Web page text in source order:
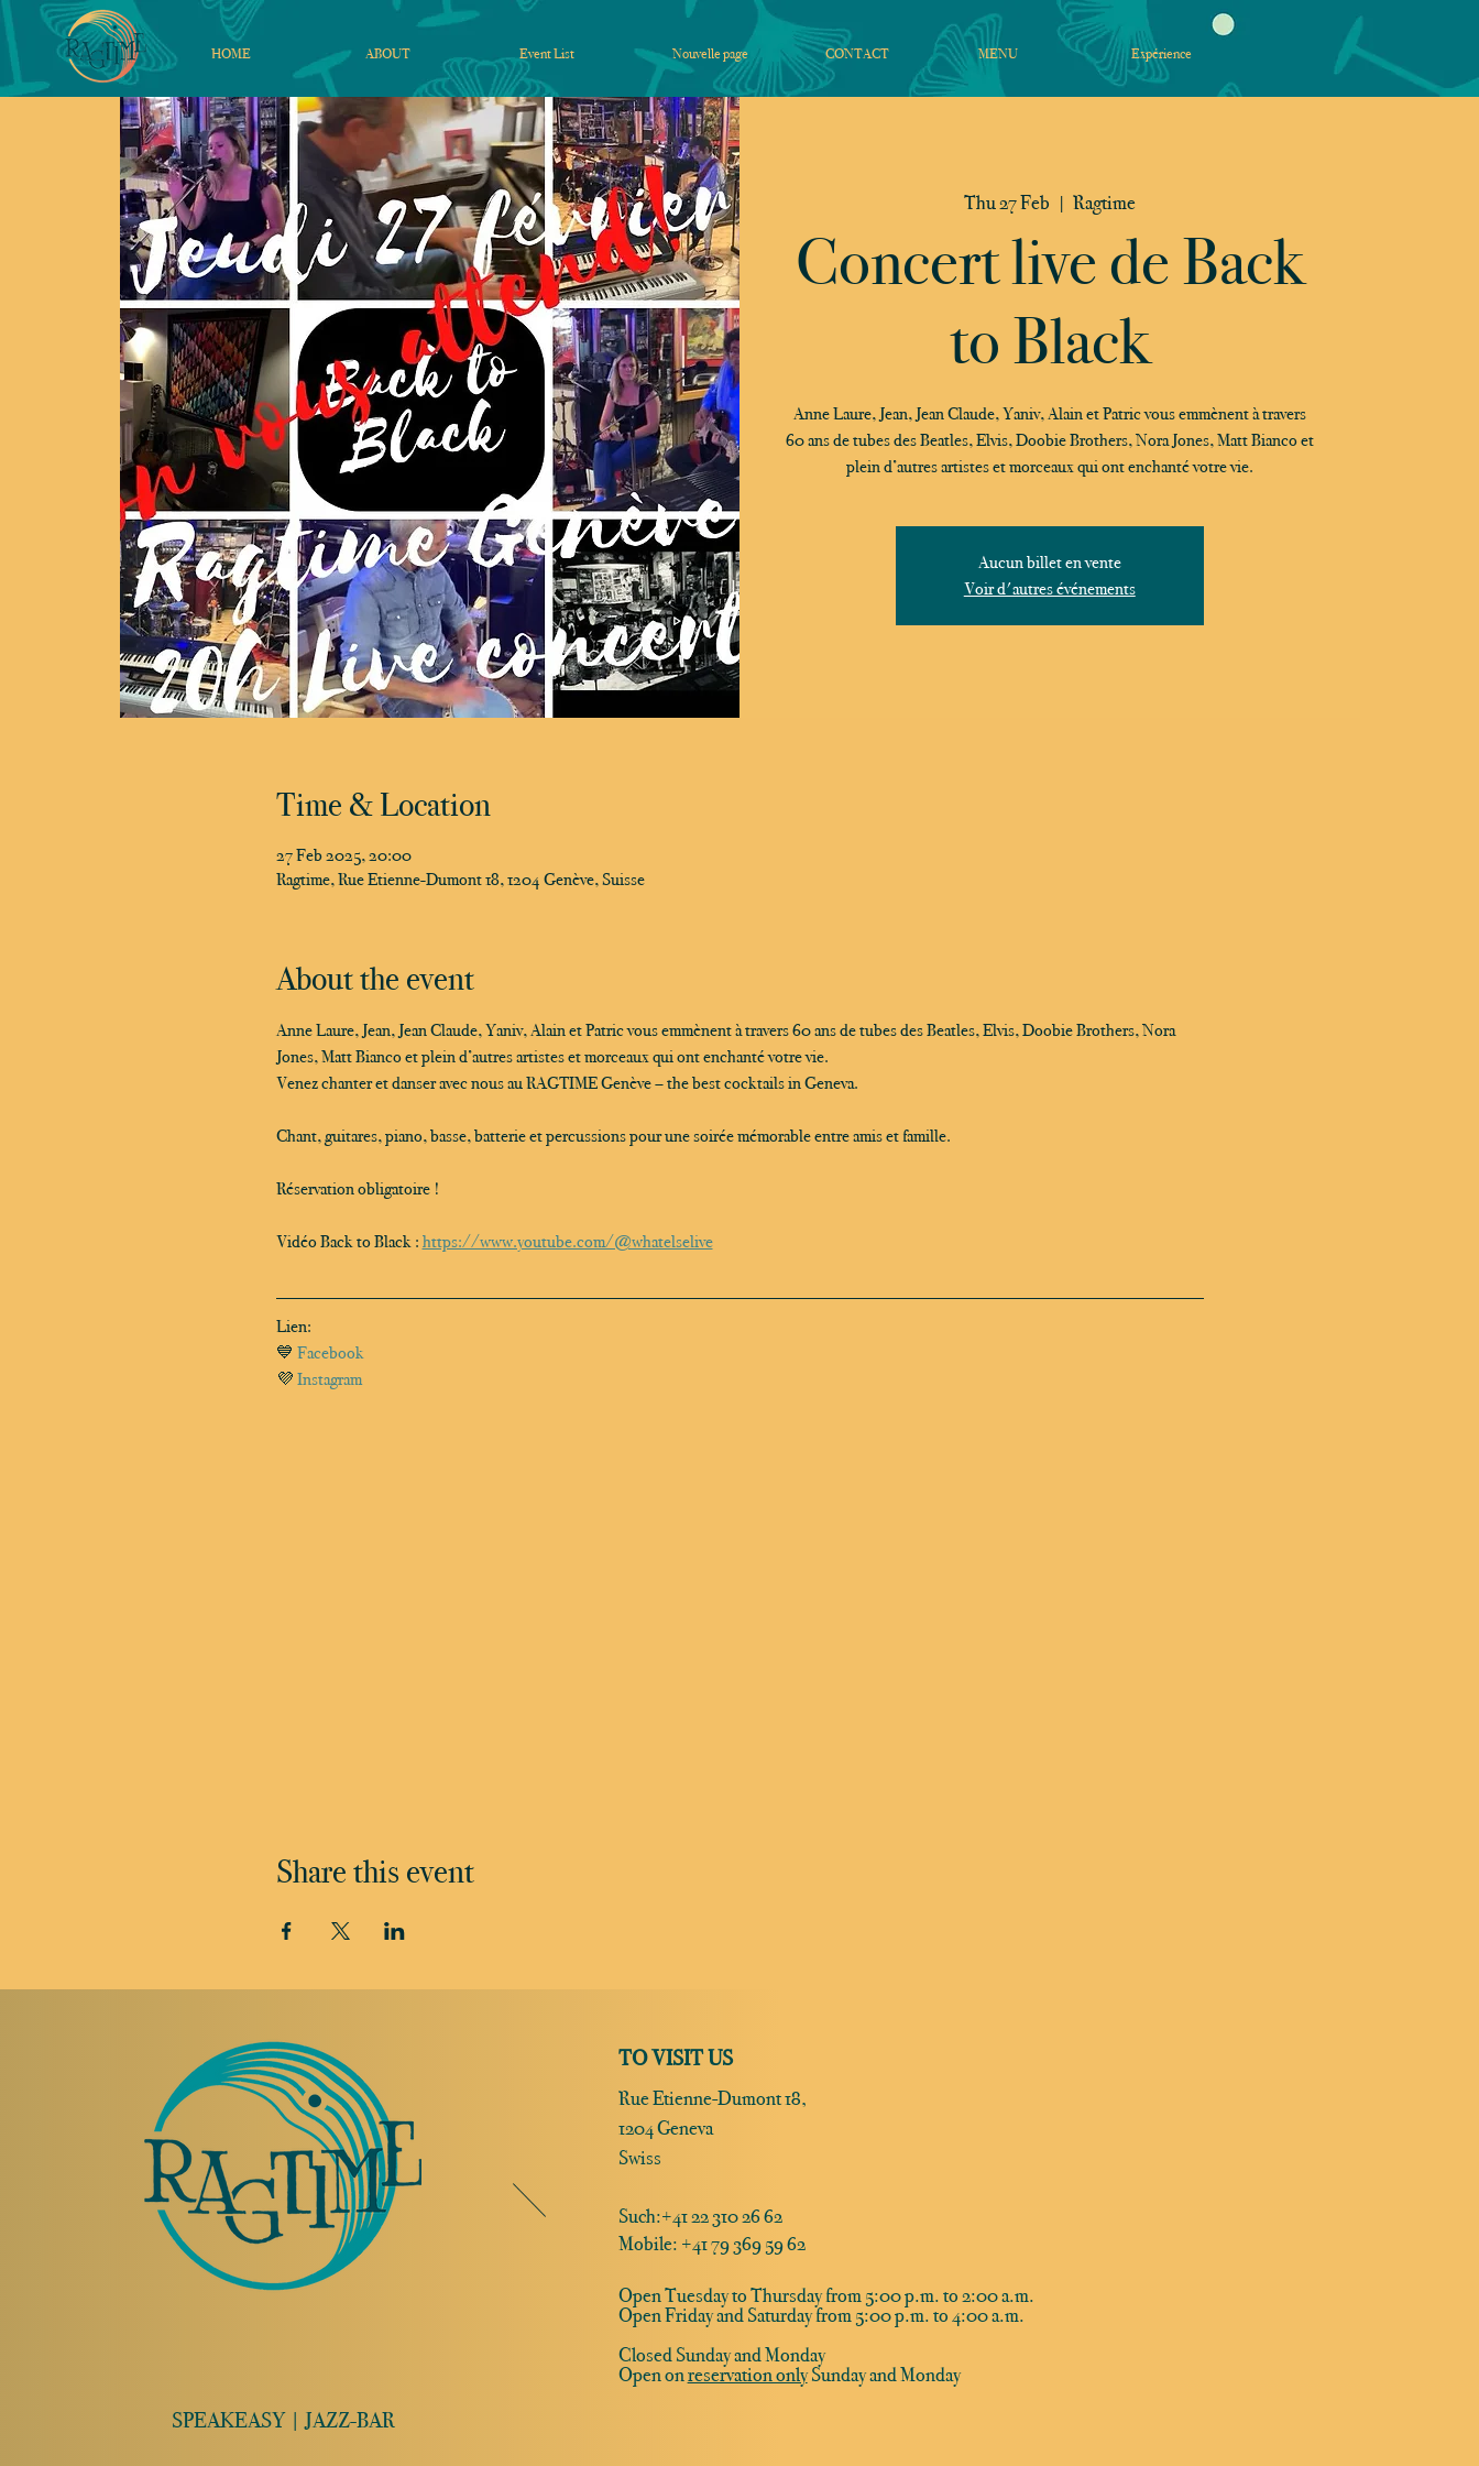
HOME ABOUT Event List Nouvelle page CONTACT MENU Expérience
Thu 27 Feb
  |
Ragtime
Concert live de Back
to Black
Anne Laure, Jean, Jean Claude, Yaniv, Alain et Patric vous emmènent à travers
60 ans de tubes des Beatles, Elvis, Doobie Brothers, Nora Jones, Matt Bianco et
plein d’autres artistes et morceaux qui ont enchanté votre vie.
Aucun billet en vente
Voir d'autres événements
Time & Location
27 Feb 2025, 20:00
Ragtime, Rue Etienne-Dumont 18, 1204 Genève, Suisse
About the event
Anne Laure, Jean, Jean Claude, Yaniv, Alain et Patric vous emmènent à travers 60 ans de tubes des Beatles, Elvis, Doobie Brothers, Nora
Jones, Matt Bianco et plein d’autres artistes et morceaux qui ont enchanté votre vie.
Venez chanter et danser avec nous au RAGTIME Genève – the best cocktails in Geneva.
Chant, guitares, piano, basse, batterie et percussions pour une soirée mémorable entre amis et famille.
Réservation obligatoire !
Vidéo Back to Black : https://www.youtube.com/@whatelselive
Lien:
💙 Facebook
💜 Instagram
Share this event
TO VISIT US
Rue Etienne-Dumont 18,
1204 Geneva
Swiss
Such:+41 22 310 26 62
Mobile: +41 79 369 59 62
Open Tuesday to Thursday from 5:00 p.m. to 2:00 a.m.
Open Friday and Saturday from 5:00 p.m. to 4:00 a.m.
Closed Sunday and Monday
Open onreservation onlySunday and Monday
SPEAKEASY | JAZZ-BAR